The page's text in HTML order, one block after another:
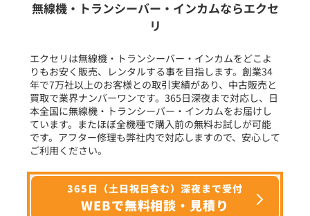
フリーワード入力(製品名等)
選択条件をリセット
無線機・トランシーバー・インカムならエクセ
リ
エクセリは無線機・トランシーバー・インカムをどこよ
りもお安く販売、レンタルする事を目指します。創業34
年で7万社以上のお客様との取引実績があり、中古販売と
買取で業界ナンバーワンです。365日深夜まで対応し、日
本全国に無線機・トランシーバー・インカムをお届けし
ています。またほぼ全機種で購入前の無料お試しが可能
です。アフター修理も弊社内で対応しますので、安心して
ご利用ください。
365日（土日祝日含む）深夜まで受付
WEBで無料相談・見積り